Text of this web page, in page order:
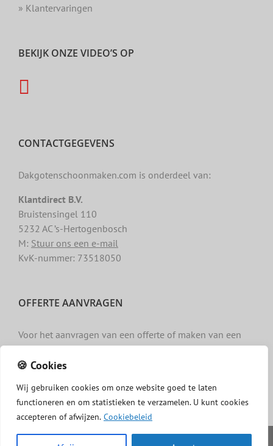
🍪 Cookies
Wij gebruiken cookies om onze website goed te laten
functioneren en om statistieken te verzamelen. U kunt cookies
accepteren of afwijzen. Cookiebeleid
» Klantervaringen
BEKIJK ONZE VIDEO’S OP
CONTACTGEGEVENS
Dakgotenschoonmaken.com is onderdeel van:
Klantdirect B.V.
Bruistensingel 110
5232 AC ’s-Hertogenbosch
M: Stuur ons een e-mail
KvK-nummer: 73518050
OFFERTE AANVRAGEN
Voor het aanvragen van een offerte of maken van een
afspraak gebruikt u hetcontactformulier ».
Copyright -Dakgotenschoonmaken.com |Privacy